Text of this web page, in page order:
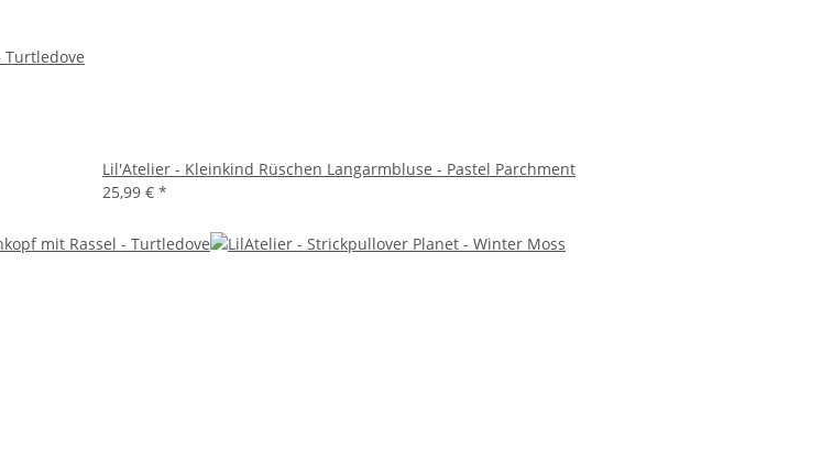
Lil'Atelier - Kleinkind Rüschen Langarmbluse - Pastel Parchment
25,99 € *